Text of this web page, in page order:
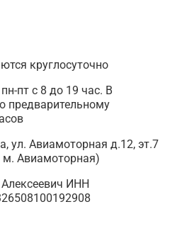
круглосуточно
пт с 8 до 19 час. В
предварительному
ул. Авиамоторная д.12, эт.7
Авиамоторная)
ИНН